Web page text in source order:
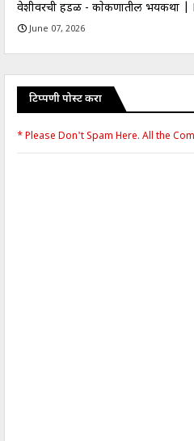
वेशीवरची हडळ - काेकणातील भयकथा
June 07, 2026
टिप्पणी पोस्ट करा
* Please Don't Spam Here. All the